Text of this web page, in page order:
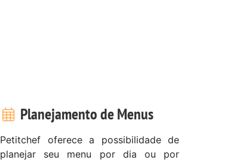
Planejamento de Menus
Petitchef oferece a possibilidade de
planejar seu menu por dia ou por